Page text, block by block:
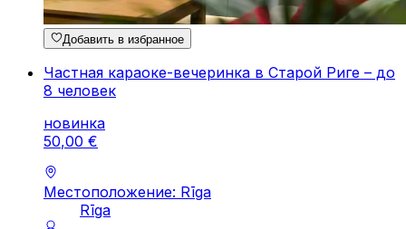
Добавить в избранное
Частная караоке-вечеринка в Старой Риге – до
8 человек
новинка
50,00 €
Местоположение: Rīga
Rīga